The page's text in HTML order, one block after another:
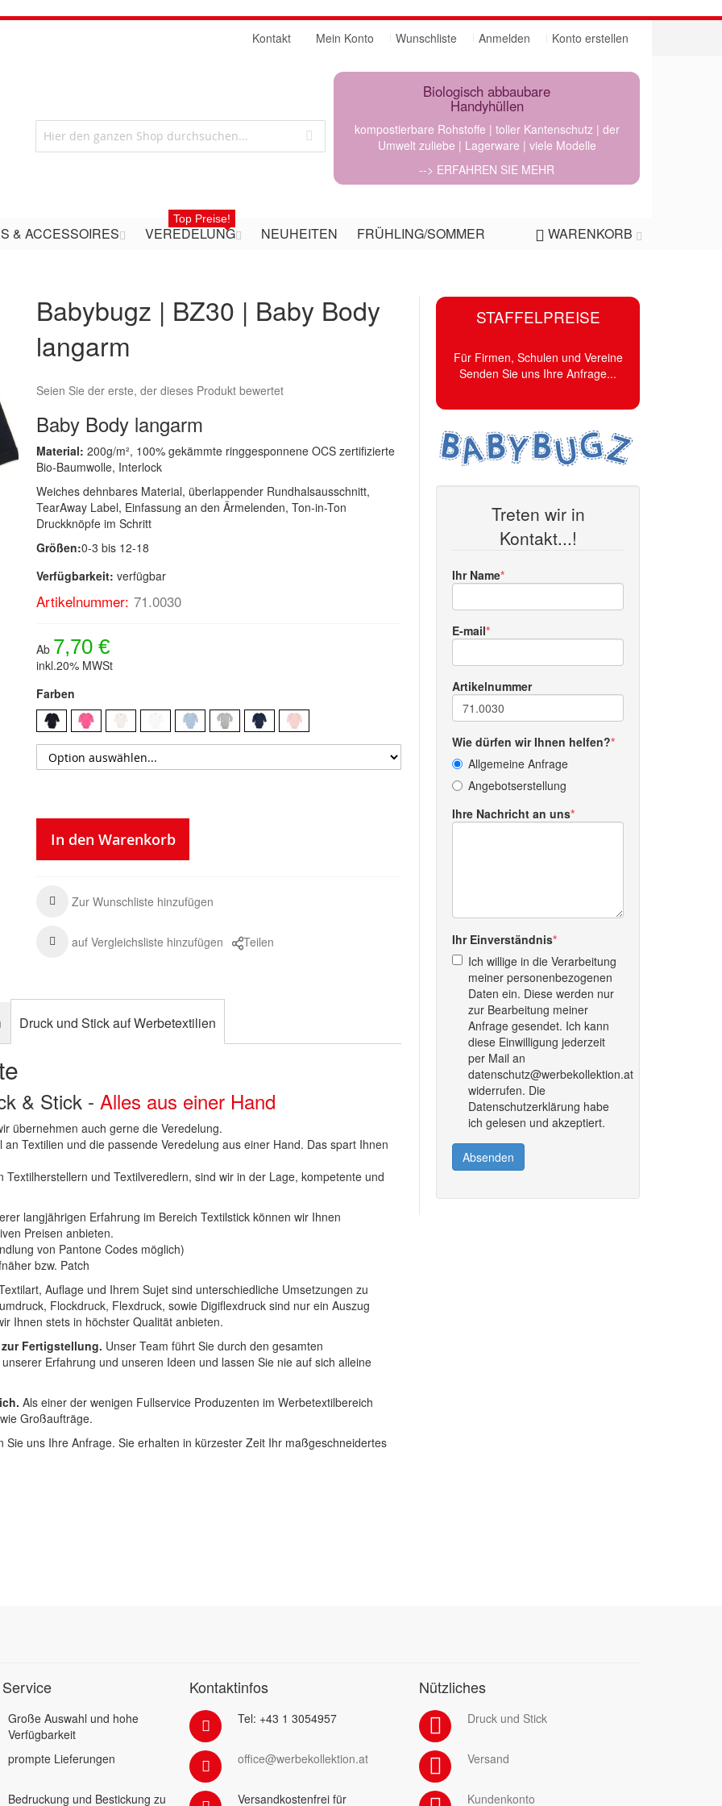
Mein Konto Wunschliste Anmelden Konto erstellen
Kontakt
Biologisch abbaubare
Handyhüllen
kompostierbare Rohstoffe | toller Kantenschutz | der
Umwelt zuliebe | Lagerware | viele Modelle
--> ERFAHREN SIE MEHR
WARENKORB
& ACCESSOIRES VEREDELUNG
Top Preise!
NEUHEITEN FRÜHLING/SOMMER
Babybugz | BZ30 | Baby Body
langarm
Seien Sie der erste, der dieses Produkt bewertet
Baby Body langarm
Material:200g/m², 100% gekämmte ringgesponnene OCS zertifizierte
Bio-Baumwolle, Interlock
Weiches dehnbares Material, überlappender Rundhalsausschnitt,
TearAway Label, Einfassung an den Ärmelenden, Ton-in-Ton
Druckknöpfe im Schritt
Größen:0-3 bis 12-18
Verfügbarkeit: verfügbar
Artikelnummer: 71.0030
Ab 7,70 €
inkl.20% MWSt
Farben
In den Warenkorb
Zur Wunschliste hinzufügen
auf Vergleichsliste hinzufügen Teilen
STAFFELPREISE
Für Firmen, Schulen und Vereine
Senden Sie uns Ihre Anfrage...
Treten wir in
Kontakt...!
Ihr Name
E-mail
Artikelnummer
Wie dürfen wir Ihnen helfen?
Allgemeine Anfrage
Angebotserstellung
Ihre Nachricht an uns
Ihr Einverständnis
Ich willige in die Verarbeitung
meiner personenbezogenen
Daten ein. Diese werden nur
zur Bearbeitung meiner
Anfrage gesendet. Ich kann
diese Einwilligung jederzeit
per Mail an
datenschutz@werbekollektion.at
widerrufen. Die
Datenschutzerklärung habe
ich gelesen und akzeptiert.
Absenden
Druck und Stick auf Werbetextilien
& Stick -Alles aus einer Hand
übernehmen auch gerne die Veredelung.
Textilien und die passende Veredelung aus einer Hand. Das spart Ihnen
und Textilveredlern, sind wir in der Lage, kompetente und
langjährigen Erfahrung im Bereich Textilstick können wir Ihnen
Preisen anbieten.
von Pantone Codes möglich)
bzw. Patch
Auflage und Ihrem Sujet sind unterschiedliche Umsetzungen zu
Flockdruck, Flexdruck, sowie Digiflexdruck sind nur ein Auszug
Ihnen stets in höchster Qualität anbieten.
Fertigstellung. Unser Team führt Sie durch den gesamten
Erfahrung und unseren Ideen und lassen Sie nie auf sich alleine
Als einer der wenigen Fullservice Produzenten im Werbetextilbereich
Großaufträge.
uns Ihre Anfrage. Sie erhalten in kürzester Zeit Ihr maßgeschneidertes
Große Auswahl und hohe
Verfügbarkeit
prompte Lieferungen
Bedruckung und Bestickung zu
Kontaktinfos
Tel: +43 1 3054957
office@werbekollektion.at
Versandkostenfrei für
Nützliches
Druck und Stick
Versand
Kundenkonto